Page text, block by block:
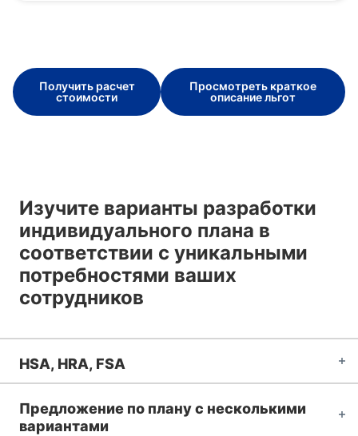
Получить расчет
стоимости
Просмотреть краткое
описание льгот
Изучите варианты разработки
индивидуального плана в
соответствии с уникальными
потребностями ваших
сотрудников
HSA, HRA, FSA
Предложение по плану с несколькими
вариантами